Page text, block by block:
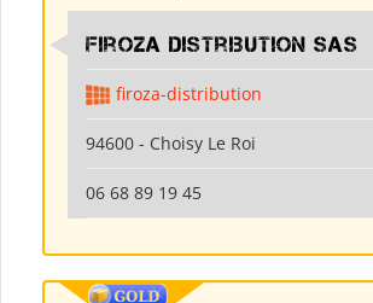
Firoza Distribution SAS
firoza-distribution
94600 - Choisy Le Roi
06 68 89 19 45